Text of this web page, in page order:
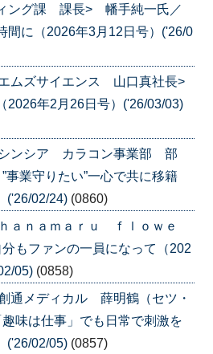
ング課 課長> 幡手純一氏／
間に（2026年3月12日号）('26/0
ムズサイエンス 山口真社長>
年2月26日号）('26/03/03)
シンシア カラコン事業部 部
業守りたい”一心で共に移籍
('26/02/24) (0860)
ａｎａｍａｒｕ ｆｌｏｗｅ
もファンの一員になって（202
05) (0858)
通メディカル 薛明鶴（セツ・
味は仕事」でも日常で刺激を
('26/02/05) (0857)